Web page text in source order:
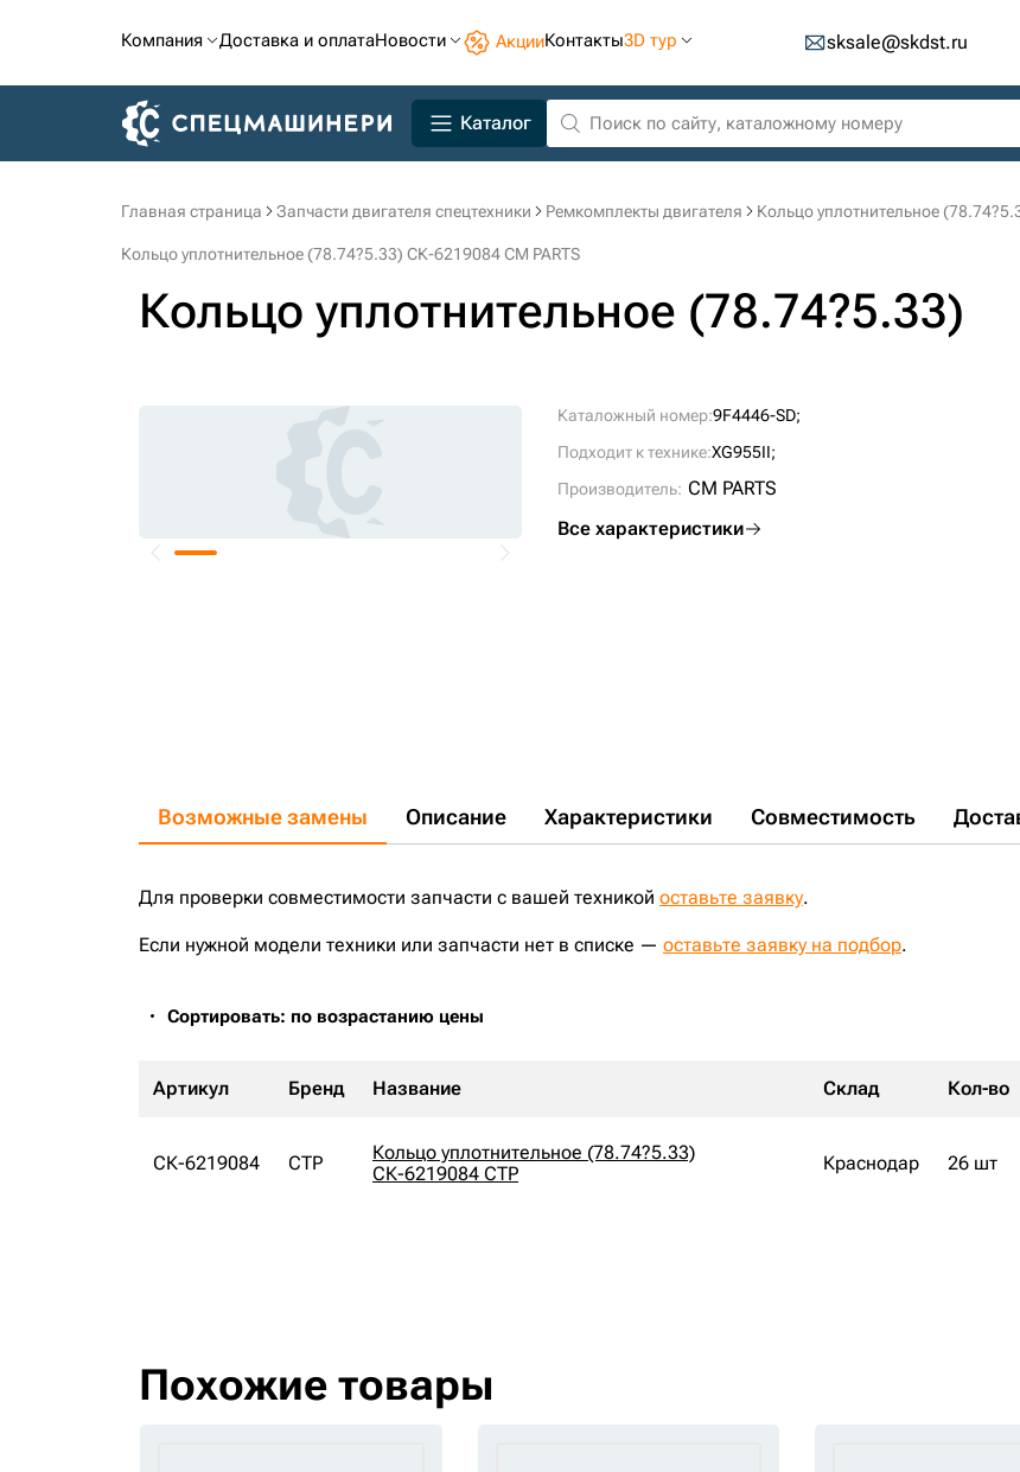
Компания Доставка и оплатаНовости АкцииКонтакты3D тур sksale@skdst.ru
Каталог
Главная страница Запчасти двигателя спецтехники Ремкомплекты двигателя Кольцо уплотнительное
Кольцо уплотнительное (78.74?5.33) СК-6219084 CM PARTS
Кольцо уплотнительное (78.74?5.33)
Каталожный номер:9F4446-SD;
Подходит к технике:XG955II;
Производитель: CM PARTS
Все характеристики
Возможные замены Описание Характеристики Совместимость
Для проверки совместимости запчасти с вашей техникой оставьте заявку.
Если нужной модели техники или запчасти нет в списке — оставьте заявку на подбор.
Сортировать: по возрастанию цены
Артикул Бренд Название Склад Кол-во
СК-6219084 CTP
Кольцо уплотнительное (78.74?5.33)
СК-6219084 CTP
Краснодар 26 шт
Похожие товары